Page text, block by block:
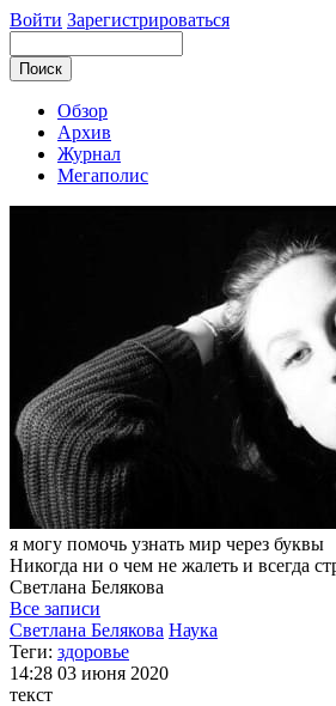
Войти Зарегистрироваться
Обзор
Архив
Журнал
Мегаполис
я могу помочь узнать мир через буквы
Никогда ни о чем не жалеть и всегда
Светлана Белякова
Все записи
Светлана Белякова Наука
Теги: здоровье
14:28 03 июня 2020
текст